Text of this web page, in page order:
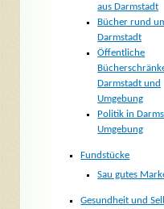
aus Darmstadt
Bücher rund
Darmstadt
Öffentliche
Darmstadt und
Umgebung
Politik in
Umgebung
Fundstücke
Sau gutes
Gesundheit und